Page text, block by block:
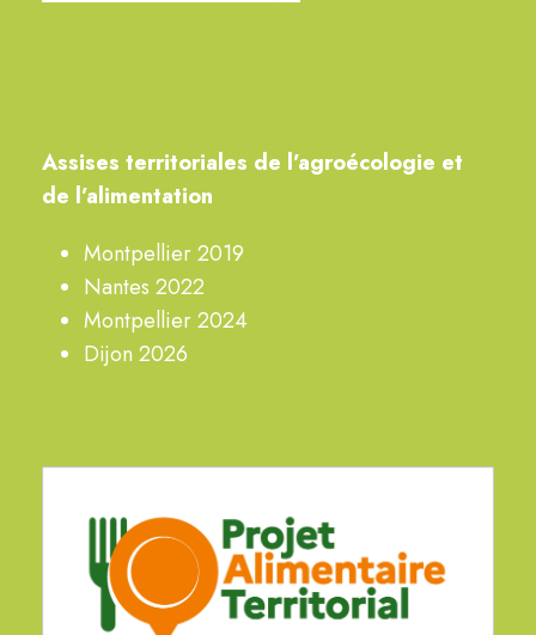
Assises territoriales de l’agroécologie et
de l’alimentation
Montpellier 2019
Nantes 2022
Montpellier 2024
Dijon 2026